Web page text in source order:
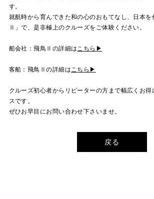
す。
就航時から育んできた和の心のおもてなし、日本を
Ⅱ」で、是非極上のクルーズをご体験ください。
船会社：飛鳥Ⅱの詳細はこちら▶
客船：飛鳥Ⅱの詳細はこちら▶
クルーズ初心者からリピーターの方まで幅広くお
スです。
ぜひお早目にお問い合わせ下さいませ。
戻る